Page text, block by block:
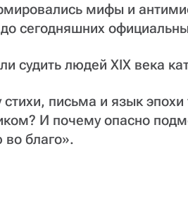
мифы и
сегодняшних
судить людей XIX века
письма и язык
И почему опасно
благо».